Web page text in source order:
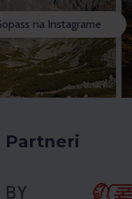
na Instagrame
Partneri